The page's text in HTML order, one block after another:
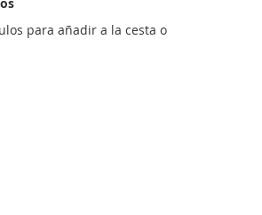
para añadir a la cesta o